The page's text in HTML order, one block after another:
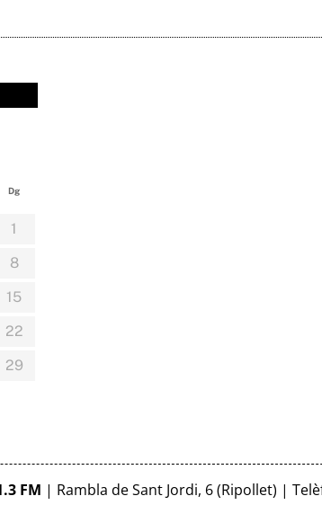
Dg
1
8
15
22
29
FM | Rambla de Sant Jordi, 6 (Ripollet) |